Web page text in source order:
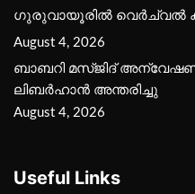
ഗുരുവായൂരില്‍ വെര്‍ച്വല്‍
August 4, 2026
ബാബറി മസ്ജിദ്
ലിബര്‍ഹാന്‍ അന്തരിച്ചു
August 4, 2026
Useful Links